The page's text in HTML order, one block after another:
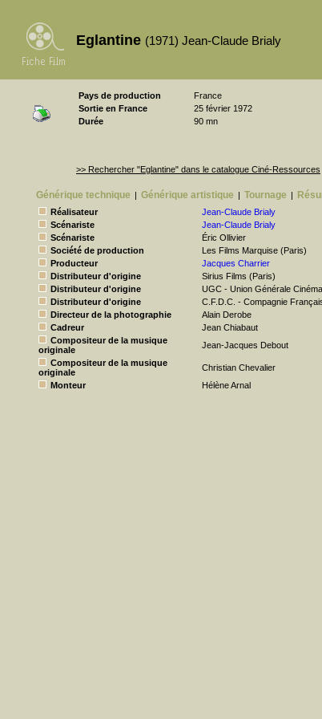
Eglantine (1971) Jean-Claude Brialy
Pays de production
France
Sortie en France
25 février 1972
Durée
90 mn
>> Rechercher "Eglantine" dans le catalogue Ciné-Ressources
Générique technique | Générique artistique | Tournage |
Réalisateur
Jean-Claude Brialy
Scénariste
Jean-Claude Brialy
Scénariste
Éric Ollivier
Société de production
Les Films Marquise (Paris)
Producteur
Jacques Charrier
Distributeur d'origine
Sirius Films (Paris)
Distributeur d'origine
UGC - Union Générale
Distributeur d'origine
C.F.D.C. - Compagnie
Directeur de la photographie
Alain Derobe
Cadreur
Jean Chiabaut
Compositeur de la musique
originale
Jean-Jacques Debout
Compositeur de la musique
originale
Christian Chevalier
Monteur
Hélène Arnal